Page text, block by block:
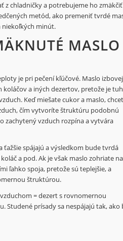
z chladničky a potrebujeme ho zmäkčiť
metód, ako premeniť tvrdé
niekoľkých minút.
MASLO
je pri pečení kľúčové. Maslo izbovej
a iných dezertov, pretože je
Keď miešate cukor a maslo,
čím vytvoríte štruktúru podobnú
zachytený vzduch rozpína a vytvára
ťažšie spájajú a výsledkom bude tvrdá
a pod. Ak je však maslo zohriate na
ľahko spoja, pretože sú teplejšie, a
štruktúrou.
= dezert s rovnomernou
Studené prísady sa nespájajú tak, ako